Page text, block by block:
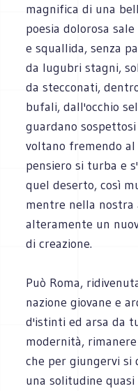
magnifica di una
poesia dolorosa
e squallida, senza
da lugubri stagni,
da stecconati,
bufali, dall'occhio
guardano
voltano fremendo
pensiero si turba e
quel deserto, così
mentre nella nostra
alteramente un
di creazione.
Può Roma,
nazione giovane e
d'istinti ed arsa da
modernità,
che per giungervi si
una solitudine